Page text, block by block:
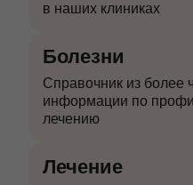
в наших клиниках
Болезни
Справочник из более
информации по
лечению
Лечение